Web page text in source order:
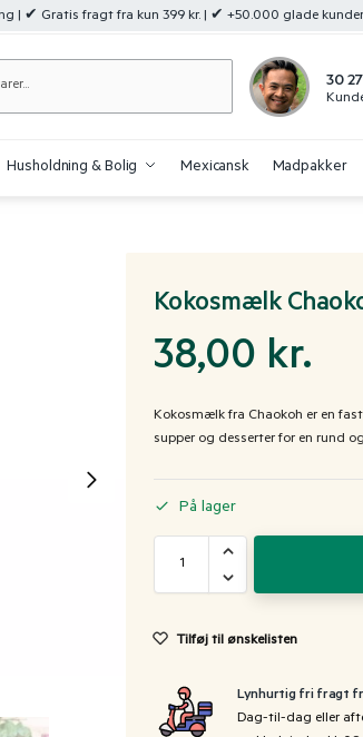
| ✔ Gratis fragt fra kun 399 kr. | ✔ +50.000 glade kunder
30
Husholdning & Bolig Mexicansk Madpakker
Kokosmælk
38,00 kr.
Kokosmælk fra Chaokoh er en
supper og desserter for en rund
På lager
Tilføj til ønskelisten
Lynhurtig fri fragt
Dag-til-dag eller